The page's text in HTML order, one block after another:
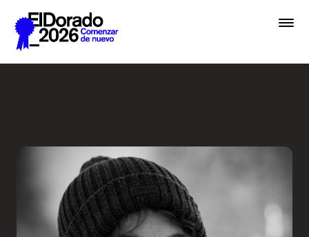
Saltar al contenido principal
Academias
Archivo